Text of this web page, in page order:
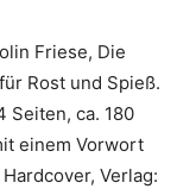
Friese, Die
Rost und Spieß.
Seiten, ca. 180
einem Vorwort
Verlag: